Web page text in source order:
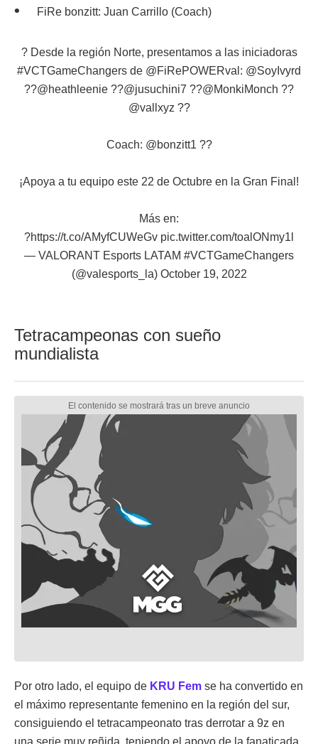
FiRe bonzitt: Juan Carrillo (Coach)
? Desde la región Norte, presentamos a las iniciadoras
#VCTGameChangers de @FiRePOWERval : @SoyIvyrd
??@heathleenie ??@jusuchini7 ??@MonkiMonch ??
@vallxyz ??
Coach: @bonzitt1 ??
¡Apoya a tu equipo este 22 de Octubre en la Gran Final!
Más en:
?https://t.co/AMyfCUWeGv pic.twitter.com/toalONmy1l
— VALORANT Esports LATAM #VCTGameChangers
(@valesports_la) October 19, 2022
Tetracampeonas con sueño
mundialista
Por otro lado, el equipo de KRU Fem se ha convertido en
el máximo representante femenino en la región del sur,
consiguiendo el tetracampeonato tras derrotar a 9z en
una serie muy reñida, teniendo el apoyo de la fanaticada